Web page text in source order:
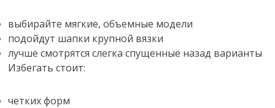
выбирайте мягкие, объемные модели
подойдут шапки крупной вязки
лучше смотрятся слегка спущенные назад варианты
Избегать стоит:
четких форм